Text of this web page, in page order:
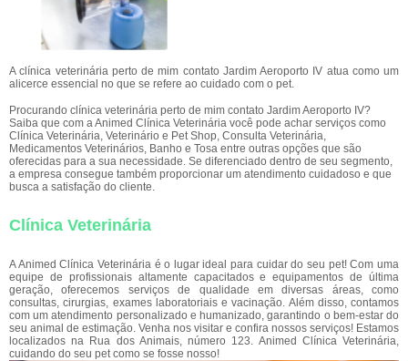
A clínica veterinária perto de mim contato Jardim Aeroporto IV atua como um
alicerce essencial no que se refere ao cuidado com o pet.
Procurando clínica veterinária perto de mim contato Jardim Aeroporto IV?
Saiba que com a Animed Clínica Veterinária você pode achar serviços como
Clínica Veterinária, Veterinário e Pet Shop, Consulta Veterinária,
Medicamentos Veterinários, Banho e Tosa entre outras opções que são
oferecidas para a sua necessidade. Se diferenciado dentro de seu segmento,
a empresa consegue também proporcionar um atendimento cuidadoso e que
busca a satisfação do cliente.
Clínica Veterinária
A Animed Clínica Veterinária é o lugar ideal para cuidar do seu pet! Com uma
equipe de profissionais altamente capacitados e equipamentos de última
geração, oferecemos serviços de qualidade em diversas áreas, como
consultas, cirurgias, exames laboratoriais e vacinação. Além disso, contamos
com um atendimento personalizado e humanizado, garantindo o bem-estar do
seu animal de estimação. Venha nos visitar e confira nossos serviços! Estamos
localizados na Rua dos Animais, número 123. Animed Clínica Veterinária,
cuidando do seu pet como se fosse nosso!